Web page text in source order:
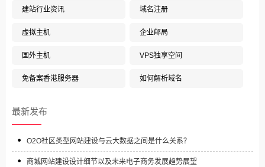
建站行业资讯 域名注册
虚拟主机 企业邮局
国外主机 VPS独享空间
免备案香港服务器 如何解析域名
最新发布
O2O社区类型网站建设与云大数据之间是什么关系？
商城网站建设设计细节以及未来电子商务发展趋势展望